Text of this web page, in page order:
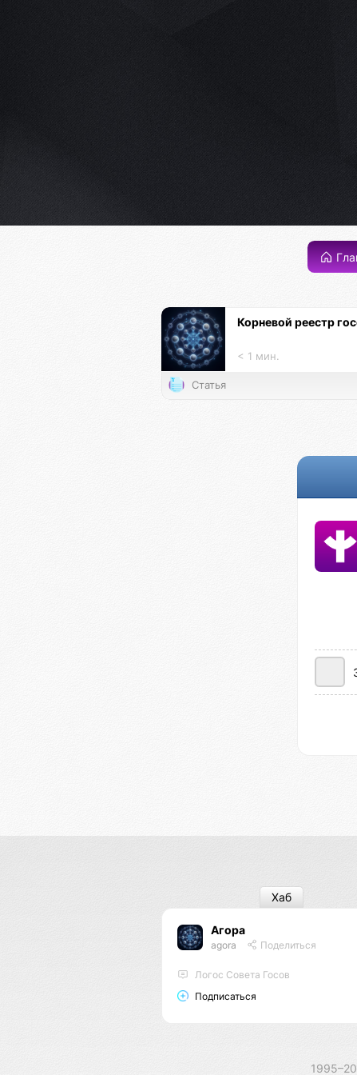
Корневой реестр
< 1 мин.
Статья
Агора
agora Поделиться
Логос Совета Госов
Подписаться
Хаб